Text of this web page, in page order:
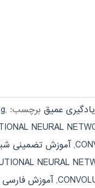
یادگیری عمیق برچسب: ,
,آموزش تضمینی
,آموزش فارسی